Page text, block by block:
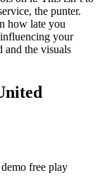
the punter.
how late you
your
and the visuals
free play